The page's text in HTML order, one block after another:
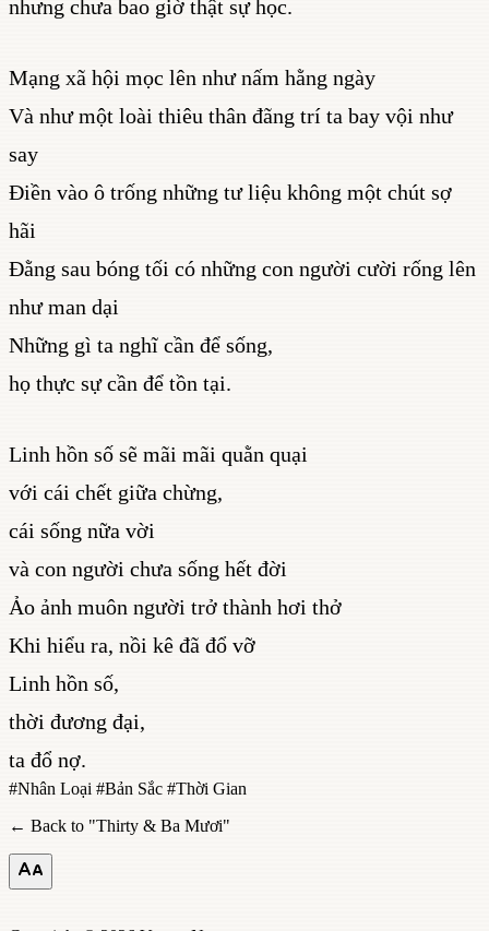
nhưng chưa bao giờ thật sự học.
Mạng xã hội mọc lên như nấm hằng ngày
Và như một loài thiêu thân đãng trí ta bay vội như
say
Điền vào ô trống những tư liệu không một chút sợ
hãi
Đằng sau bóng tối có những con người cười rống lên
như man dại
Những gì ta nghĩ cần để sống,
họ thực sự cần để tồn tại.
Linh hồn số sẽ mãi mãi quằn quại
với cái chết giữa chừng,
cái sống nữa vời
và con người chưa sống hết đời
Ảo ảnh muôn người trở thành hơi thở
Khi hiểu ra, nồi kê đã đổ vỡ
Linh hồn số,
thời đương đại,
ta đổ nợ.
#Nhân Loại #Bản Sắc #Thời Gian
← Back to "Thirty & Ba Mươi"